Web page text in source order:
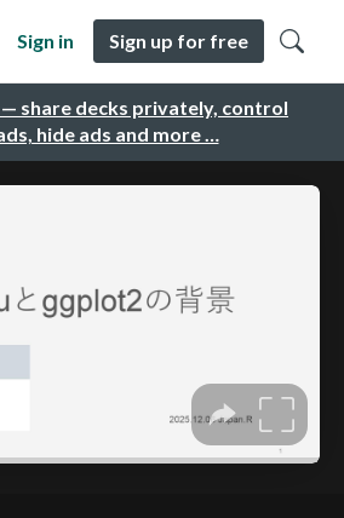
— share decks privately, control
hide ads and more …
Sign in Sign up for free